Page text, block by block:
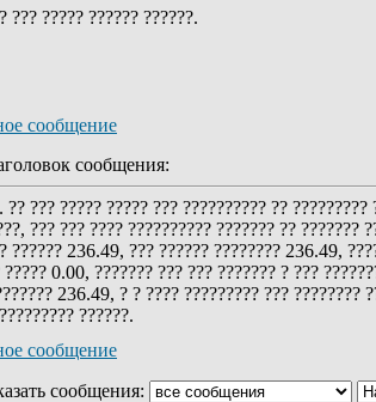
??? ????? ?????? ??????.
сообщения:
??? ????? ????? ??? ?????????? ??
??? ??? ???? ?????????? ??????? ??
?????? 236.49, ??? ?????? ???????? 236.49,
0.00, ??????? ??? ??? ??????? ? ???
236.49, ? ? ???? ????????? ???
??????.
сообщения: